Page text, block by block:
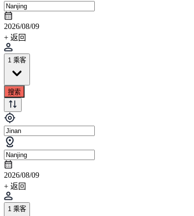
2026/08/09
+ 返回
1 乘客
搜索
2026/08/09
+ 返回
1 乘客